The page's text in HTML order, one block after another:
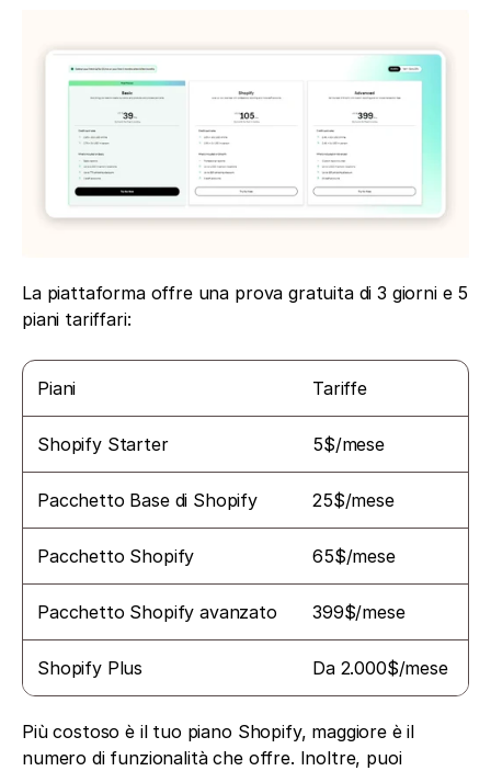
La piattaforma offre una prova gratuita di 3 giorni e 5
piani tariffari:
Piani Tariffe
Shopify Starter 5$/mese
Pacchetto Base di Shopify 25$/mese
Pacchetto Shopify 65$/mese
Pacchetto Shopify avanzato 399$/mese
Shopify Plus Da 2.000$/mese
Più costoso è il tuo piano Shopify, maggiore è il
numero di funzionalità che offre. Inoltre, puoi